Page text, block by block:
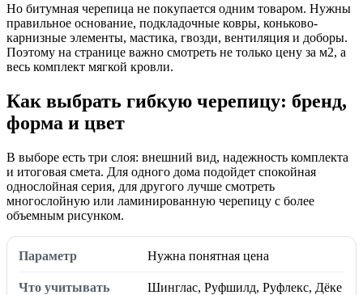
Но битумная черепица не покупается одним товаром. Нужны
правильное основание, подкладочные ковры, коньково-
карнизные элементы, мастика, гвозди, вентиляция и доборы.
Поэтому на странице важно смотреть не только цену за м2, а
весь комплект мягкой кровли.
Как выбрать гибкую черепицу: бренд,
форма и цвет
В выборе есть три слоя: внешний вид, надежность комплекта
и итоговая смета. Для одного дома подойдет спокойная
однослойная серия, для другого лучше смотреть
многослойную или ламинированную черепицу с более
объемным рисунком.
Нужна понятная цена
Шинглас, Руфшилд, Руфлекс, Дёке